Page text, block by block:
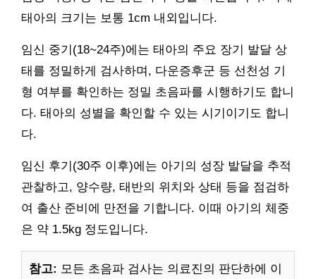
태아의 크기는 보통 1cm 내외입니다.
임신 중기(18~24주)에는 태아의 주요 장기 발달 상
태를 정밀하게 검사하며, 다운증후군 등 선천성 기
형 여부를 확인하는 정밀 초음파를 시행하기도 합니
다. 태아의 성별을 확인할 수 있는 시기이기도 합니
다.
임신 후기(30주 이후)에는 아기의 성장 발달을 추적
관찰하고, 양수량, 태반의 위치와 상태 등을 점검하
여 출산 준비에 만전을 기합니다. 이때 아기의 체중
은 약 1.5kg 정도입니다.
참고: 모든 초음파 검사는 의료진의 판단하에 이